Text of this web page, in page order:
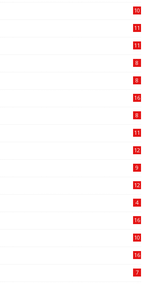
10
11
11
8
8
16
8
11
12
9
12
4
16
10
16
7